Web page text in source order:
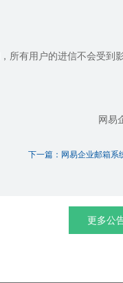
所有用户的进信不会受到
网易
下一篇：网易企业邮箱系
更多公